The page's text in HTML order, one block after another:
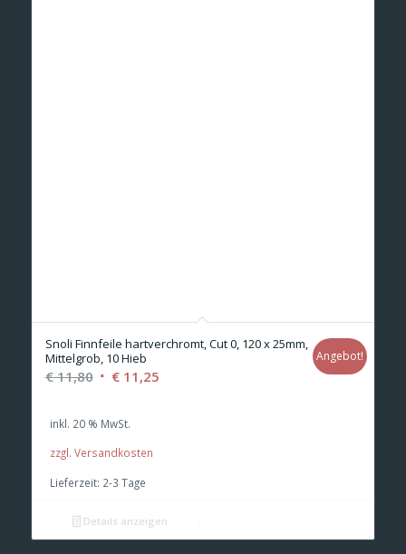
Snoli Finnfeile hartverchromt, Cut 0, 120 x 25mm,
Mittelgrob, 10 Hieb
€11,80 Ursprünglicher
war:
€11,25Aktueller
Angebot!
inkl. 20 % MwSt.
zzgl. Versandkosten
Lieferzeit: 2-3 Tage
Details anzeigen